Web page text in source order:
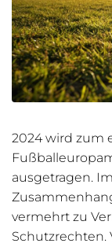
2024 wird zum
ausgetragen.
vermehrt zu